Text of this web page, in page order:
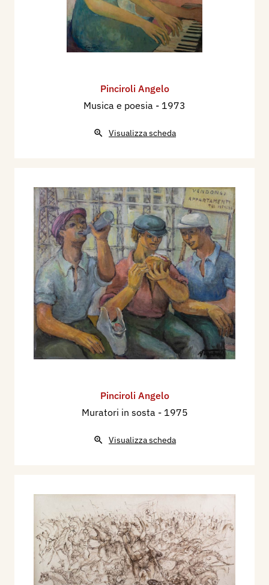
Pinciroli Angelo
Musica e poesia - 1973
Visualizza scheda
Pinciroli Angelo
Muratori in sosta - 1975
Visualizza scheda